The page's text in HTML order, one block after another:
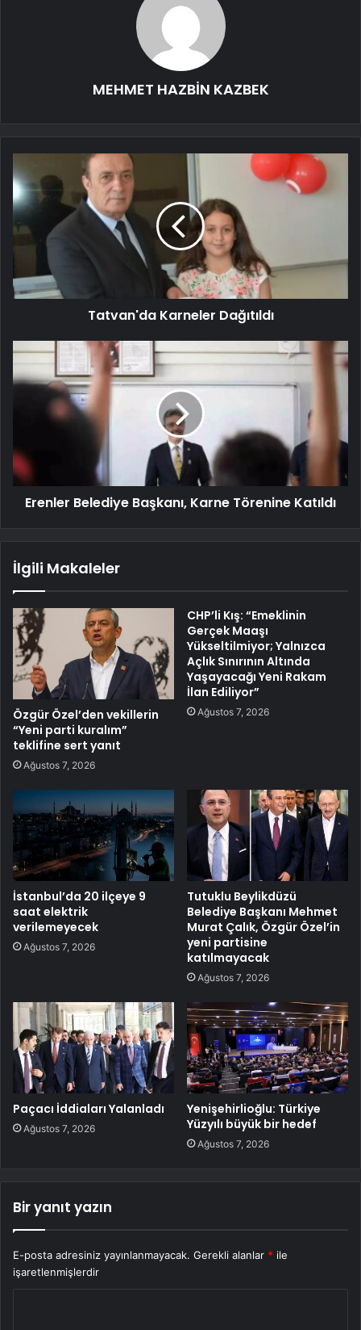
MEHMET HAZBİN KAZBEK
Tatvan'da Karneler Dağıtıldı
Erenler Belediye Başkanı, Karne Törenine Katıldı
İlgili Makaleler
Özgür Özel’den vekillerin
“Yeni parti kuralım”
teklifine sert yanıt
Ağustos 7, 2026
CHP’li Kış: “Emeklinin
Gerçek Maaşı
Yükseltilmiyor; Yalnızca
Açlık Sınırının Altında
Yaşayacağı Yeni Rakam
İlan Ediliyor”
Ağustos 7, 2026
İstanbul’da 20 ilçeye 9
saat elektrik
verilemeyecek
Ağustos 7, 2026
Tutuklu Beylikdüzü
Belediye Başkanı Mehmet
Murat Çalık, Özgür Özel’in
yeni partisine
katılmayacak
Ağustos 7, 2026
Paçacı İddiaları Yalanladı
Ağustos 7, 2026
Yenişehirlioğlu: Türkiye
Yüzyılı büyük bir hedef
Ağustos 7, 2026
Bir yanıt yazın
E-posta adresiniz yayınlanmayacak. Gerekli alanlar * ile
işaretlenmişlerdir